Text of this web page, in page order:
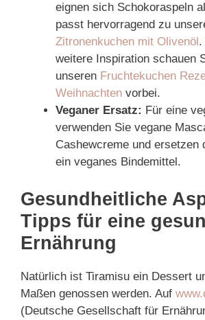
eignen sich Schokoraspeln
passt hervorragend zu
Zitronenkuchen mit Olivenöl.
weitere Inspiration schauen
unseren Fruchtekuchen
Weihnachten vorbei.
Veganer Ersatz: Für eine
verwenden Sie vegane
Cashewcreme und ersetzen
ein veganes Bindemittel.
Gesundheitliche
Tipps für eine
Ernährung
Natürlich ist Tiramisu ein Dessert
Maßen genossen werden. Auf
(Deutsche Gesellschaft für